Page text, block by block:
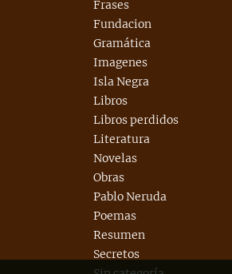
Frases
Fundacion
Gramática
Imagenes
Isla Negra
Libros
Libros perdidos
Literatura
Novelas
Obras
Pablo Neruda
Poemas
Resumen
Secretos